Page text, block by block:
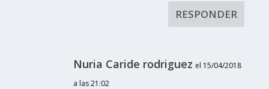
RESPONDER
Nuria Caride rodriguez el 15/04/2018
a las 21:02